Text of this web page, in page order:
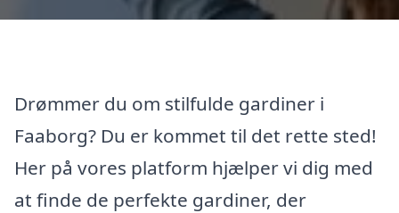
Drømmer du om stilfulde gardiner i
Faaborg? Du er kommet til det rette sted!
Her på vores platform hjælper vi dig med
at finde de perfekte gardiner, der